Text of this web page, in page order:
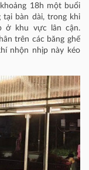
18h một buổi
tại bàn dài, trong khi
ở khu vực lân cận.
trên các băng ghế
nhộn nhịp này kéo